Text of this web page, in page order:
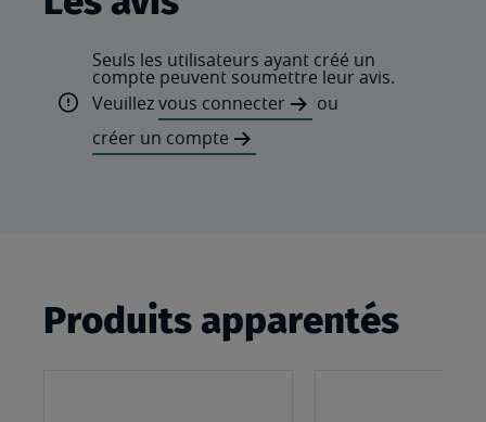
Seuls les utilisateurs ayant créé un
compte peuvent soumettre leur avis.
Veuillezvous connecter
ou
créer un compte
Produits apparentés